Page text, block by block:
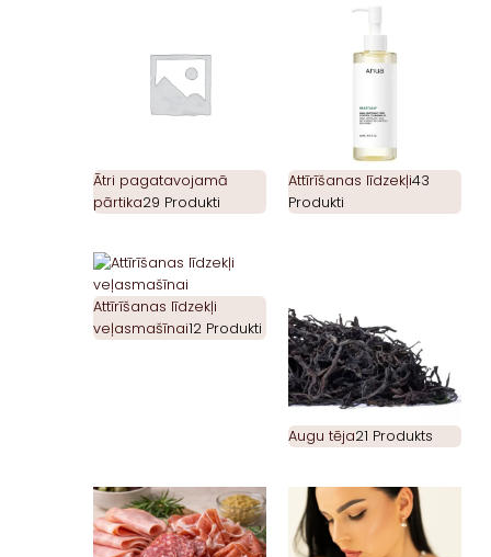
Ātri pagatavojamā
pārtika29 Produkti
Attīrīšanas līdzekļi43
Produkti
Attīrīšanas līdzekļi
veļasmašīnai12 Produkti
Augu tēja21 Produkts